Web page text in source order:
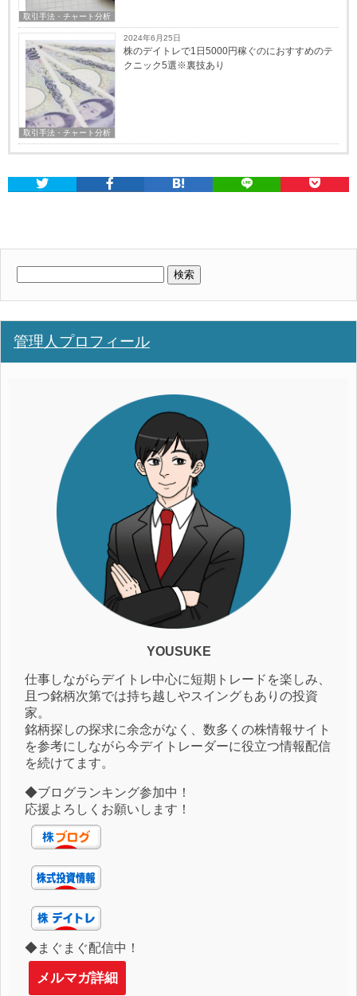
取引手法・チャート分析
取引手法・チャート分析
2024年6月25日
株のデイトレで1日5000円稼ぐのにおすすめのテ
クニック5選※裏技あり
管理人プロフィール
YOUSUKE
仕事しながらデイトレ中心に短期トレードを楽しみ、
且つ銘柄次第では持ち越しやスイングもありの投資
家。
銘柄探しの探求に余念がなく、数多くの株情報サイト
を参考にしながら今デイトレーダーに役立つ情報配信
を続けてます。
◆ブログランキング参加中！
応援よろしくお願いします！
◆まぐまぐ配信中！
メルマガ詳細